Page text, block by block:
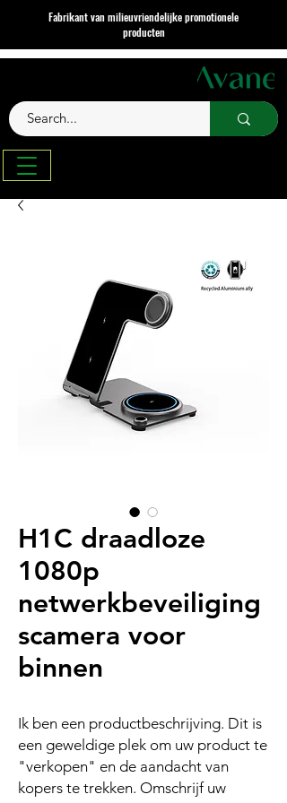
Fabrikant van milieuvriendelijke promotionele
producten
H1C draadloze
1080p
netwerkbeveiliging
scamera voor
binnen
Ik ben een productbeschrijving. Dit is
een geweldige plek om uw product te
"verkopen" en de aandacht van
kopers te trekken. Omschrijf uw